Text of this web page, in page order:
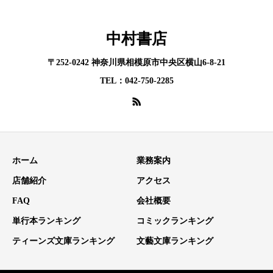
中村書店
〒252-0242 神奈川県相模原市中央区横山6-8-21
TEL：042-750-2285
ホーム 業務案内
店舗紹介 アクセス
FAQ 会社概要
単行本ランキング コミックランキング
ティーンズ文庫ランキング 文藝文庫ランキング